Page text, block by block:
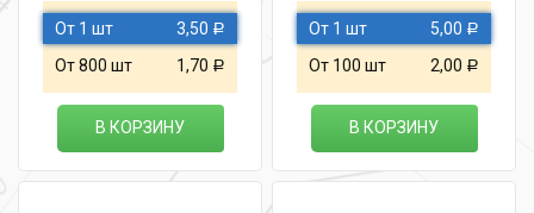
От 1 шт 3,50 Р
От 800 шт 1,70 Р
В КОРЗИНУ
От 1 шт 5,00 Р
От 100 шт 2,00 Р
В КОРЗИНУ